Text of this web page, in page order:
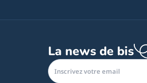
La news de bis